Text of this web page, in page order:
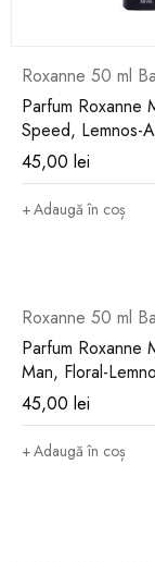
Roxanne 50 ml
Parfum Roxanne
Speed, Lemnos-
Barbati, 50 ml
45,00 lei
Adaugă în coș
Roxanne 50 ml
Parfum Roxanne
Man, Floral-
Barbati, 50 ml
45,00 lei
Adaugă în coș